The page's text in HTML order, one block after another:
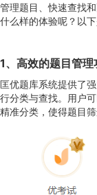
管理题目、快速查找
什么样的体验呢？以
1、 高效的题目管理
匡优题库系统提供了
行分类与查找。用户
精准分类，使得题目